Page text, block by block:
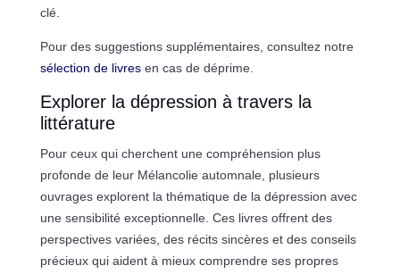
clé.
Pour des suggestions supplémentaires, consultez notre
sélection de livresen cas de déprime.
Explorer la dépression à travers la
littérature
Pour ceux qui cherchent une compréhension plus
profonde de leur Mélancolie automnale, plusieurs
ouvrages explorent la thématique de la dépression avec
une sensibilité exceptionnelle. Ces livres offrent des
perspectives variées, des récits sincères et des conseils
précieux qui aident à mieux comprendre ses propres